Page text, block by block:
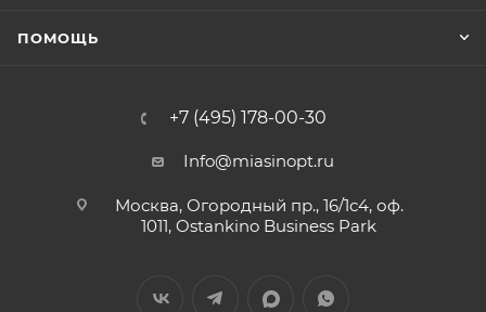
ПОМОЩЬ
+7 (495) 178-00-30
Info@miasinopt.ru
Москва, Огородный пр., 16/1с4, оф.
1011, Ostankino Business Park